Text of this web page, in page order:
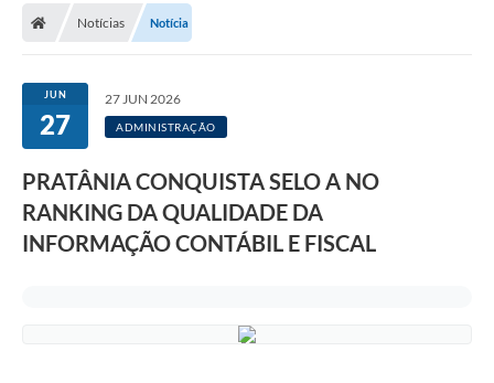
Notícias Notícia
JUN
27
27 JUN 2026
ADMINISTRAÇÃO
PRATÂNIA CONQUISTA SELO A NO
RANKING DA QUALIDADE DA
INFORMAÇÃO CONTÁBIL E FISCAL